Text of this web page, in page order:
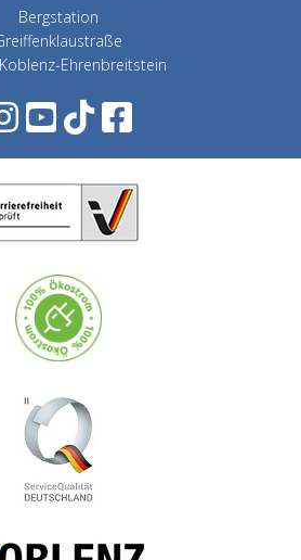
Bergstation
Ehrenbreitstein